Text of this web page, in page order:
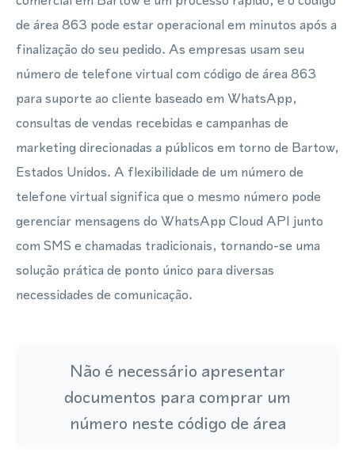
de área 863 pode estar operacional em minutos após a
finalização do seu pedido. As empresas usam seu
número de telefone virtual com código de área 863
para suporte ao cliente baseado em WhatsApp,
consultas de vendas recebidas e campanhas de
marketing direcionadas a públicos em torno de Bartow,
Estados Unidos. A flexibilidade de um número de
telefone virtual significa que o mesmo número pode
gerenciar mensagens do WhatsApp Cloud API junto
com SMS e chamadas tradicionais, tornando-se uma
solução prática de ponto único para diversas
necessidades de comunicação.
Não é necessário apresentar
documentos para comprar um
número neste código de área